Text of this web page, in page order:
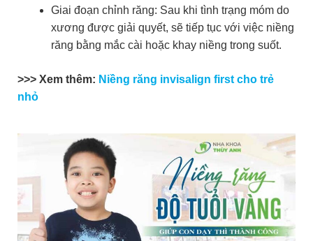
Giai đoạn chỉnh răng: Sau khi tình trạng móm do
xương được giải quyết, sẽ tiếp tục với việc niềng
răng bằng mắc cài hoặc khay niềng trong suốt.
>>> Xem thêm: Niềng răng invisalign first cho trẻ
nhỏ